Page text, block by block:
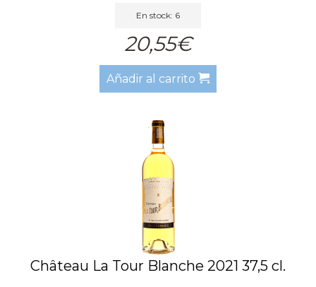
En stock: 6
20,55€
Añadir al carrito
Château La Tour Blanche 2021 37,5 cl.